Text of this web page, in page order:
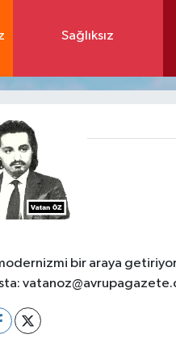
Sağlıksız
bir araya